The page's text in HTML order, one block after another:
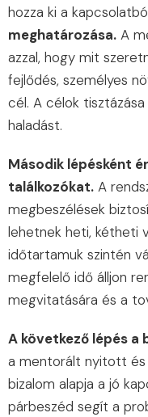
hozza ki a
meghatározása. A
azzal, hogy mit
fejlődés, személyes
cél. A célok
haladást.
Második lépésként
találkozókat. A
megbeszélések
lehetnek heti, kétheti
időtartamuk szintén
megfelelő idő álljon
megvitatására és a
A következő lépés a
a mentorált nyitott és
bizalom alapja a jó
párbeszéd segít a